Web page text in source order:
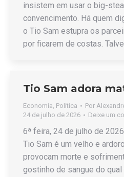
insistem em usar o big-
convencimento. Há quem
o Tio Sam estupra os
por ficarem de costas.
Tio Sam adora
Economia, Política Por
24 de julho de 2026
Deixe um
6ª feira, 24 de julho de
Tio Sam é um velho e
provocam morte e
gostinho de sangue do qual